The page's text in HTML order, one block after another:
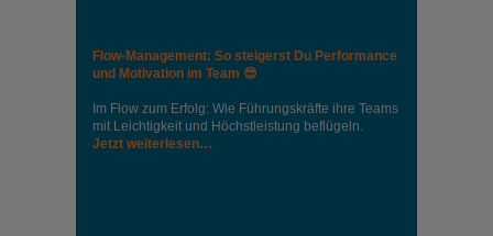
Flow-Management: So steigerst Du Performance
und Motivation im Team 😎
Im Flow zum Erfolg: Wie Führungskräfte ihre Teams
mit Leichtigkeit und Höchstleistung beflügeln.
Jetzt weiterlesen…